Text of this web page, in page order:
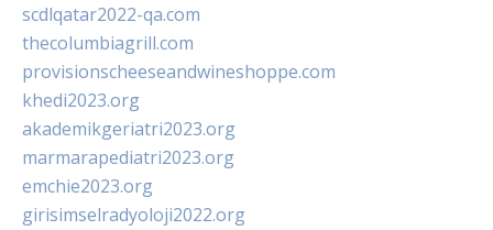
scdlqatar2022-qa.com
thecolumbiagrill.com
provisionscheeseandwineshoppe.com
khedi2023.org
akademikgeriatri2023.org
marmarapediatri2023.org
emchie2023.org
girisimselradyoloji2022.org